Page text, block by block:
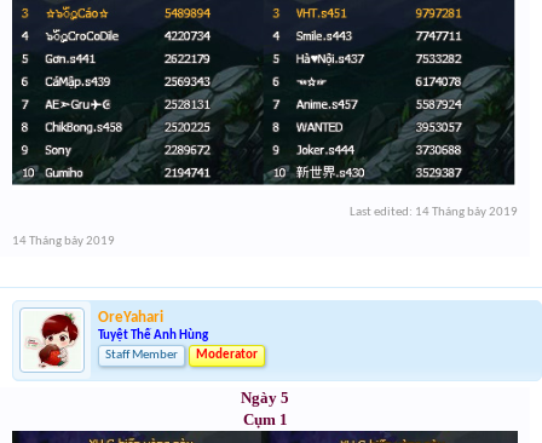
Last edited: 14 Tháng bảy 2019
14 Tháng bảy 2019
OreYahari
Tuyệt Thế Anh Hùng
Staff Member
Moderator
Ngày 5
Cụm 1